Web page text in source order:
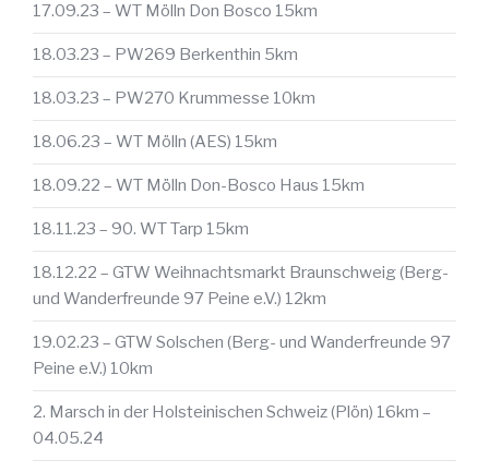
17.09.23 – WT Mölln Don Bosco 15km
18.03.23 – PW269 Berkenthin 5km
18.03.23 – PW270 Krummesse 10km
18.06.23 – WT Mölln (AES) 15km
18.09.22 – WT Mölln Don-Bosco Haus 15km
18.11.23 – 90. WT Tarp 15km
18.12.22 – GTW Weihnachtsmarkt Braunschweig (Berg-
und Wanderfreunde 97 Peine e.V.) 12km
19.02.23 – GTW Solschen (Berg- und Wanderfreunde 97
Peine e.V.) 10km
2. Marsch in der Holsteinischen Schweiz (Plön) 16km –
04.05.24